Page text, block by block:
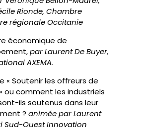
Rionde, Chambre
régionale Occitanie
économique de
par Laurent De Buyer,
AXEMA.
« Soutenir les offreurs de
ou comment les industriels
ils soutenus dans leur
? animée par Laurent
Sud-Ouest Innovation